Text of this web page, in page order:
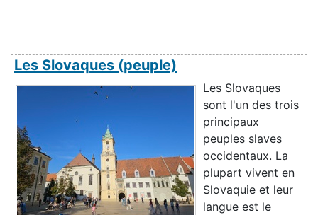
Les Slovaques (peuple)
Les Slovaques
sont l'un des trois
principaux
peuples slaves
occidentaux. La
plupart vivent en
Slovaquie et leur
langue est le